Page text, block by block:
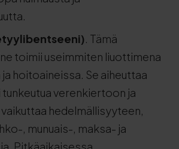
. Tämä
toimii useimmiten liuottimena
hoitoaineissa. Se aiheuttaa
verenkiertoon ja
hedelmällisyyteen,
, munuais-, maksa- ja